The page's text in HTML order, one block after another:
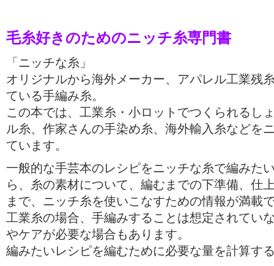
毛糸好きのためのニッチ糸専門書
「ニッチな糸」
オリジナルから海外メーカー、アパレル工業残
ている手編み糸。
この本では、工業糸・小ロットでつくられるし
ル糸、作家さんの手染め糸、海外輸入糸などを
ています。
一般的な手芸本のレシピをニッチな糸で編みた
ら、糸の素材について、編むまでの下準備、仕
まで、ニッチ糸を使いこなすための情報が満載
工業糸の場合、手編みすることは想定されてい
やケアが必要な場合もあります。
編みたいレシピを編むために必要な量を計算す